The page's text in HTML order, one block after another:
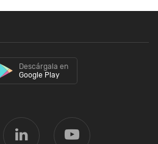
Descárgala en
Google Play